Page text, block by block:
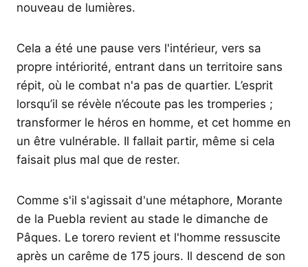
nouveau de lumières.
Cela a été une pause vers l'intérieur, vers sa
propre intériorité, entrant dans un territoire sans
répit, où le combat n'a pas de quartier. L’esprit
lorsqu’il se révèle n’écoute pas les tromperies ;
transformer le héros en homme, et cet homme en
un être vulnérable. Il fallait partir, même si cela
faisait plus mal que de rester.
Comme s'il s'agissait d'une métaphore, Morante
de la Puebla revient au stade le dimanche de
Pâques. Le torero revient et l'homme ressuscite
après un carême de 175 jours. Il descend de son